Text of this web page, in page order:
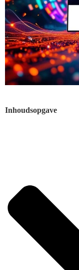
Inhoudsopgave